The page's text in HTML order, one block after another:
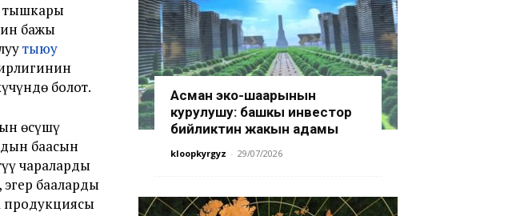
тышкары
бажы
тыюу
болот.
өсүшү
баасын
чараларды
бааларды
продукциясы
Асман эко-шаарынын
курулушу: башкы инвестор
бийликтин жакын адамы
kloopkyrgyz - 29/07/2026